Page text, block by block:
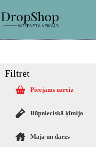
Filtrēt
Pieejams uzreiz
Rūpnieciskā ķīmija
Māja un dārzs